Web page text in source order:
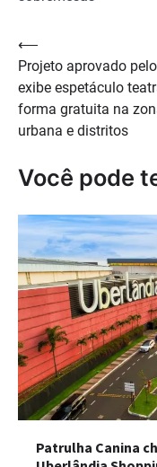
Navegação
de
Post
⟵
Projeto aprovado
exibe espetáculo
forma gratuita na
urbana e distritos
Você pode
Patrulha Canina